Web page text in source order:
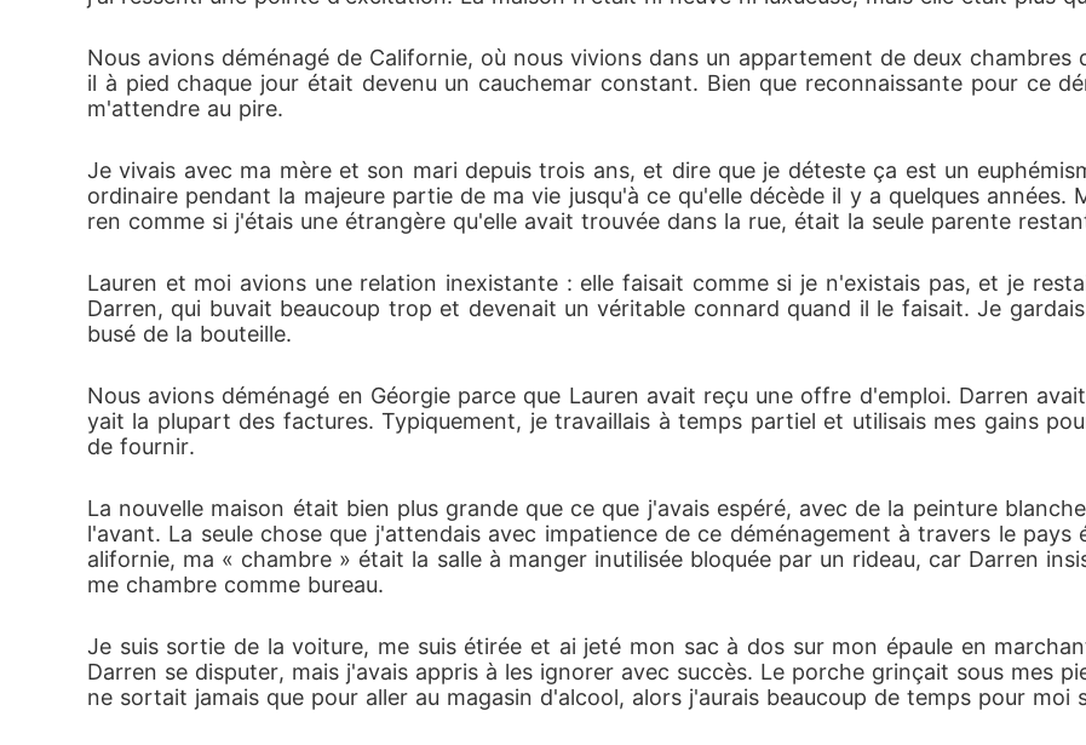
Nous avions déménagé de Californie, où nous vivions dans un appartement de deux
il à pied chaque jour était devenu un cauchemar constant. Bien que reconnaissante pour ce
m'attendre au pire.
Je vivais avec ma mère et son mari depuis trois ans, et dire que je déteste ça est un
ordinaire pendant la majeure partie de ma vie jusqu'à ce qu'elle décède il y a quelques années.
ren comme si j'étais une étrangère qu'elle avait trouvée dans la rue, était la seule parente
Lauren et moi avions une relation inexistante : elle faisait comme si je n'existais pas, et je
Darren, qui buvait beaucoup trop et devenait un véritable connard quand il le faisait. Je
busé de la bouteille.
Nous avions déménagé en Géorgie parce que Lauren avait reçu une offre d'emploi. Darren
yait la plupart des factures. Typiquement, je travaillais à temps partiel et utilisais mes gains
de fournir.
La nouvelle maison était bien plus grande que ce que j'avais espéré, avec de la peinture
l'avant. La seule chose que j'attendais avec impatience de ce déménagement à travers le
alifornie, ma « chambre » était la salle à manger inutilisée bloquée par un rideau, car Darren
me chambre comme bureau.
Je suis sortie de la voiture, me suis étirée et ai jeté mon sac à dos sur mon épaule en
Darren se disputer, mais j'avais appris à les ignorer avec succès. Le porche grinçait sous mes
ne sortait jamais que pour aller au magasin d'alcool, alors j'aurais beaucoup de temps pour moi